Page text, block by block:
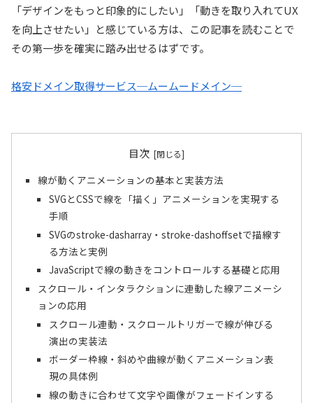
「デザインをもっと印象的にしたい」「動きを取り入れてUX
を向上させたい」と感じている方は、この記事を読むことで
その第一歩を確実に踏み出せるはずです。
格安ドメイン取得サービス─ムームードメイン─
目次
線が動くアニメーションの基本と実装方法
SVGとCSSで線を「描く」アニメーションを実現する
手順
SVGのstroke-dasharray・stroke-dashoffsetで描線す
る方法と実例
JavaScriptで線の動きをコントロールする基礎と応用
スクロール・インタラクションに連動した線アニメーシ
ョンの応用
スクロール連動・スクロールトリガーで線が伸びる
演出の実装法
ボーダー枠線・斜めや曲線が動くアニメーション表
現の具体例
線の動きに合わせて文字や画像がフェードインする